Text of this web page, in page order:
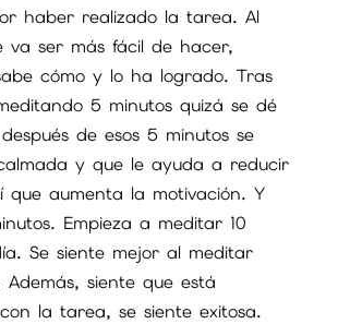
haber realizado la tarea. Al
va ser más fácil de hacer,
cómo y lo ha logrado. Tras
5 minutos quizá se dé
de esos 5 minutos se
y que le ayuda a reducir
que aumenta la motivación. Y
Empieza a meditar 10
Se siente mejor al meditar
Además, siente que está
la tarea, se siente exitosa.